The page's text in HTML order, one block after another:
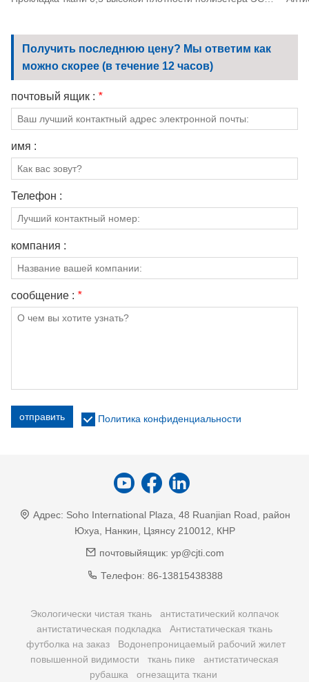
Получить последнюю цену? Мы ответим как
можно скорее (в течение 12 часов)
почтовый ящик : *
имя :
Телефон :
компания :
сообщение : *
отправить Политика конфиденциальности
Адрес: Soho International Plaza, 48 Ruanjian Road, район
Юхуа, Нанкин, Цзянсу 210012, КНР
почтовыйящик: yp@cjti.com
Телефон: 86-13815438388
Экологически чистая ткань
антистатический колпачок
антистатическая подкладка
Антистатическая ткань
футболка на заказ
Водонепроницаемый рабочий жилет
повышенной видимости
ткань пике
антистатическая
рубашка
огнезащита ткани